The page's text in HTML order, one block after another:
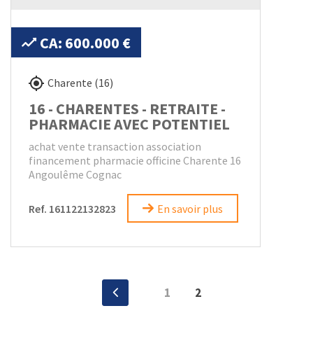
CA: 600.000 €
Charente (16)
16 - CHARENTES - RETRAITE -
PHARMACIE AVEC POTENTIEL
achat vente transaction association
financement pharmacie officine Charente 16
Angoulême Cognac
Ref. 161122132823 En savoir plus
1 2